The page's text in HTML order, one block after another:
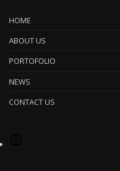
HOME
ABOUT US
PORTOFOLIO
NEWS
CONTACT US